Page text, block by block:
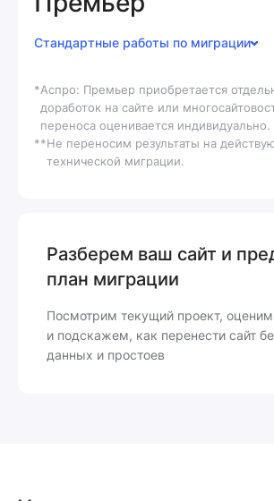
Стандартные работы по миграции
Размещение копии исходного
нашей тестовой площадке.
Обновление платформы 1С-
актуальной версии*.
отображения наименований
цен, остатков изображений и
стандартных свойств
и «Торговые предложения»
товаров и пр. характеристики
во вкладке Характеристики в
*Аспро: Премьер приобретается
доработок на сайте или
переноса оценивается индивидуально.
**Не переносим результаты на
технической миграции.
Разберем ваш сайт и
план миграции
Посмотрим текущий проект,
и подскажем, как перенести сайт
данных и простоев